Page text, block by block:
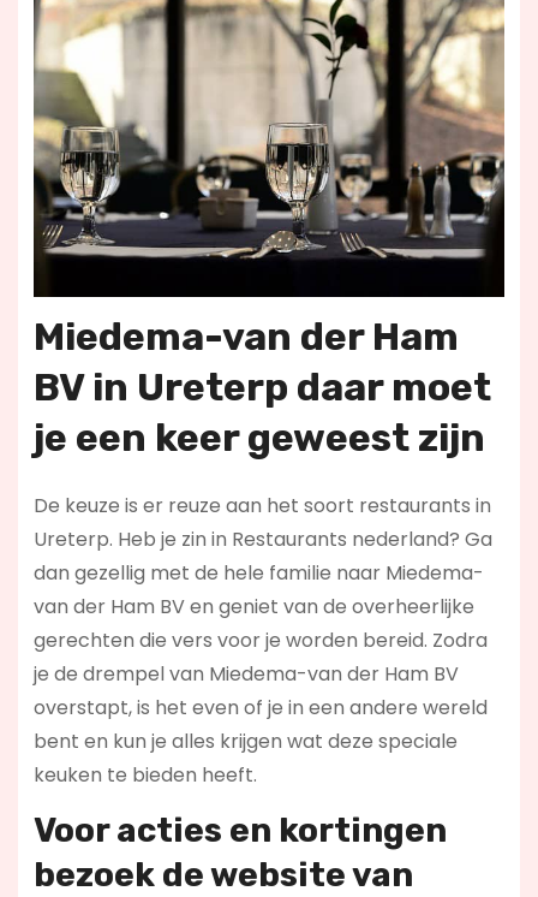
Miedema-van der Ham
BV in Ureterp daar moet
je een keer geweest zijn
De keuze is er reuze aan het soort restaurants in
Ureterp. Heb je zin in Restaurants nederland? Ga
dan gezellig met de hele familie naar Miedema-
van der Ham BV en geniet van de overheerlijke
gerechten die vers voor je worden bereid. Zodra
je de drempel van Miedema-van der Ham BV
overstapt, is het even of je in een andere wereld
bent en kun je alles krijgen wat deze speciale
keuken te bieden heeft.
Voor acties en kortingen
bezoek de website van